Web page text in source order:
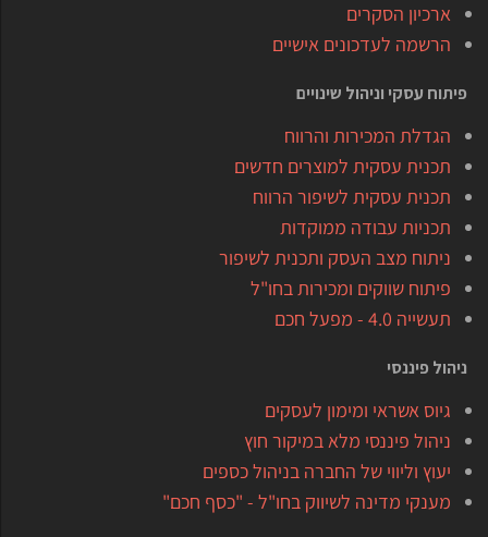
ארכיון הסקרים
הרשמה לעדכונים אישיים
פיתוח עסקי וניהול שינויים
הגדלת המכירות והרווח
תכנית עסקית למוצרים חדשים
תכנית עסקית לשיפור הרווח
תכניות עבודה ממוקדות
ניתוח מצב העסק ותכנית לשיפור
פיתוח שווקים ומכירות בחו"ל
תעשייה 4.0 - מפעל חכם
ניהול פיננסי
גיוס אשראי ומימון לעסקים
ניהול פיננסי מלא במיקור חוץ
יעוץ וליווי של החברה בניהול כספים
מענקי מדינה לשיווק בחו"ל - "כסף חכם"